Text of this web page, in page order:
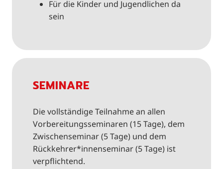
Für die Kinder und Jugendlichen da
sein
SEMINARE
Die vollständige Teilnahme an allen
Vorbereitungsseminaren (15 Tage), dem
Zwischenseminar (5 Tage) und dem
Rückkehrer*innenseminar (5 Tage) ist
verpflichtend.